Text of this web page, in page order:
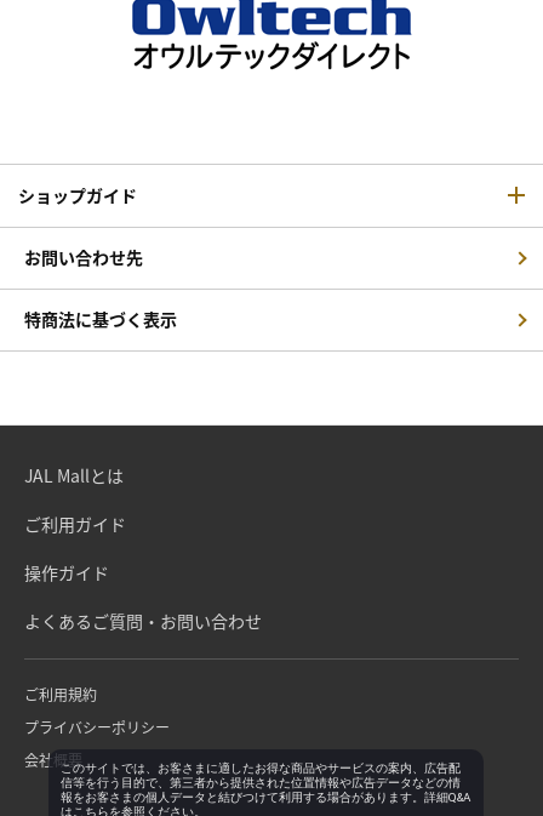
ショップガイド
お問い合わせ先
特商法に基づく表示
JAL Mallとは
ご利用ガイド
操作ガイド
よくあるご質問・お問い合わせ
ご利用規約
プライバシーポリシー
会社概要このサイトでは、お客さまに適したお得な商品やサービスの案内、広告配
信等を行う目的で、第三者から提供された位置情報や広告データなどの情
報をお客さまの個人データと結びつけて利用する場合があります。詳細Q&A
は こちらを参照ください。